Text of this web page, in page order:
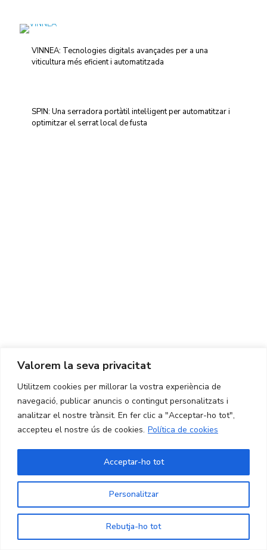
Valorem la seva privacitat
Utilitzem cookies per millorar la vostra experiència de
navegació, publicar anuncis o contingut personalitzats i
analitzar el nostre trànsit. En fer clic a "Acceptar-ho tot",
accepteu el nostre ús de cookies. Política de cookies
Personalitzar
Rebutja-ho tot
Acceptar-ho tot
VINNEA: Tecnologies digitals avançades per a una
viticultura més eficient i automatitzada
SPIN: Una serradora portàtil intel·ligent per automatitzar i
optimitzar el serrat local de fusta
CONTACTE
Ed. K2M (Planta 1, Oficina 106)
C/ Jordi Girona 1-3
08034 Barcelona (Espanya)
+34 93 405 44 03